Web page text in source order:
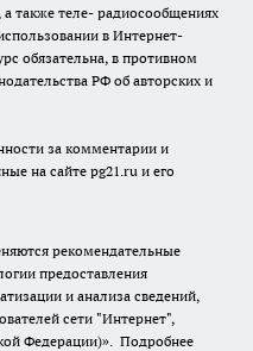
также теле- радиосообщениях
в Интернет-
обязательна, в противном
РФ об авторских и
за комментарии и
на сайте pg21.ru и его
рекомендательные
предоставления
и анализа сведений,
сети "Интернет",
Федерации)». Подробнее